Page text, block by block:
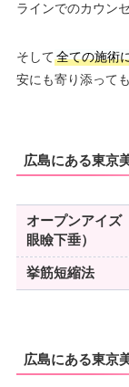
ラインでのカウン
そして全ての施術
安にも寄り添って
広島にある東京
オープンアイズ
眼瞼下垂）
挙筋短縮法
広島にある東京